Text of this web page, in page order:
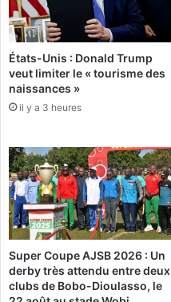
o
u
A
t
t
e
i
o
n
,
u
n
t
r
o
e
l
s
t
r
a
g
i
e
n
a
i
o
n
États-Unis : Donald Trump
veut limiter le « tourisme des
naissances »
il y a 3 heures
Super Coupe AJSB 2026 : Un
derby très attendu entre deux
clubs de Bobo-Dioulasso, le